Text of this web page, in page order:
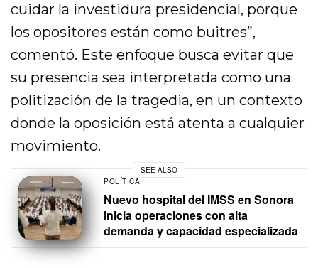
cuidar la investidura presidencial, porque
los opositores están como buitres”,
comentó. Este enfoque busca evitar que
su presencia sea interpretada como una
politización de la tragedia, en un contexto
donde la oposición está atenta a cualquier
movimiento.
SEE ALSO
POLÍTICA
Nuevo hospital del IMSS en Sonora
inicia operaciones con alta
demanda y capacidad especializada